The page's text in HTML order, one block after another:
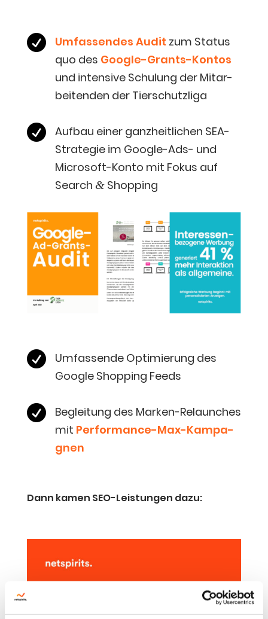
 Umfas­sen­des Audit zum Sta­tus
quo des Goog­le-Grants-Kon­tos
und inten­si­ve Schu­lung der Mit­ar­
bei­ten­den der Tierschutzliga

Auf­bau einer ganz­heit­li­chen SEA-
Stra­te­gie im Goog­le-Ads- und
Micro­soft-Kon­to mit Fokus auf
Search &Shopping

Umfas­sen­de Opti­mie­rung des
Goog­le Shop­ping Feeds

Beglei­tung des Mar­ken-Relaun­ches
mit Per­for­mance-Max-Kam­pa­
gnen
Dann kamen SEO-Leis­tun­gen dazu: